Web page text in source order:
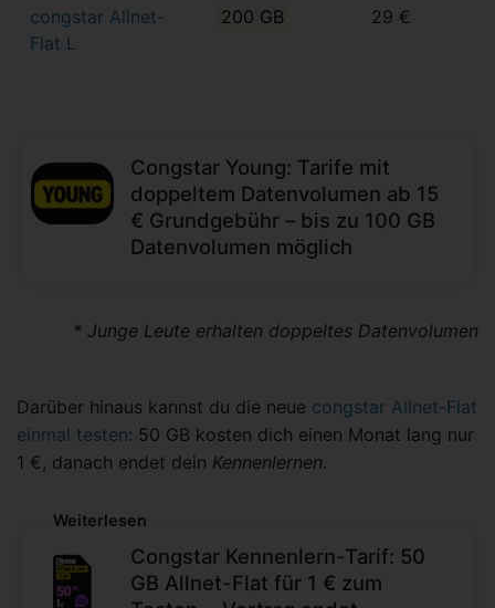
congstar Allnet-
Flat L
200 GB 29 €
Congstar Young: Tarife mit
doppeltem Datenvolumen ab 15
€ Grundgebühr – bis zu 100 GB
Datenvolumen möglich
* Junge Leute erhalten doppeltes Datenvolumen
Darüber hinaus kannst du die neue congstar Allnet-Flat
einmal testen: 50 GB kosten dich einen Monat lang nur
1 €, danach endet dein Kennenlernen.
Weiterlesen
Congstar Kennenlern-Tarif: 50
GB Allnet-Flat für 1 € zum